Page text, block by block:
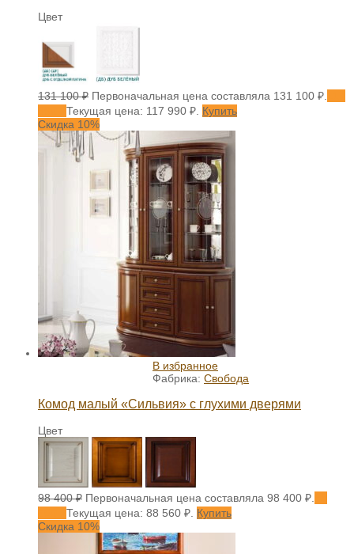
Цвет
131 100₽ Первоначальная цена составляла 131 100 ₽.
Текущая цена: 117 990 ₽. Купить
Скидка 10%
В избранное
Фабрика: Свобода
Комод малый «Сильвия» с глухими дверями
Цвет
98 400₽ Первоначальная цена составляла 98 400 ₽.
Текущая цена: 88 560 ₽. Купить
Скидка 10%